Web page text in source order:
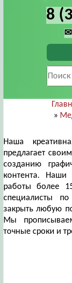
8
✉
»
Наша
предлагает
созданию
контента.
работы более
специалисты
закрыть любую
Мы
точные сроки и